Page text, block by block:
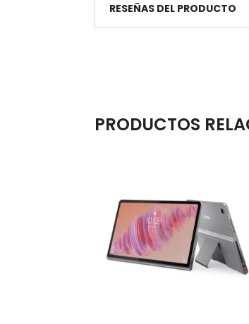
RESEÑAS DEL PRODUCTO
PRODUCTOS